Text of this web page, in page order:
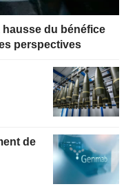
hausse du bénéfice
perspectives
de